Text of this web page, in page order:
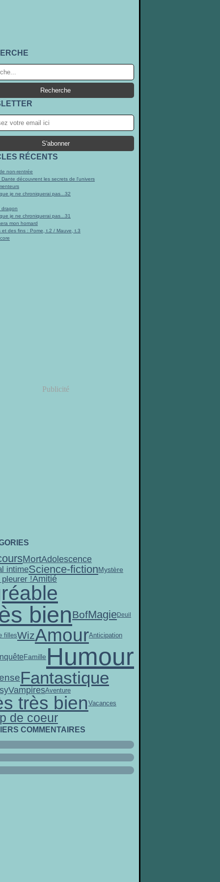
RÉCENTS
non-rentrée
Dante découvrent les secrets de l'univers
je ne chroniquerai pas...32
dragon
je ne chroniquerai pas...31
mon homard
et des fins : Pome, t.2 / Mauve, t.3
Publicité
MortAdolescence
intimeScience-fictionMystère
!Amitié
bienBofMagieDeuil
fillesWizAmourAnticipation
Famille Humour
Fantastique
VampiresAventure
très bienVacances
de coeur
COMMENTAIRES